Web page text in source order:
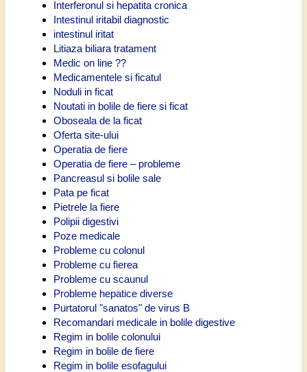
Interferonul si hepatita cronica
Intestinul iritabil diagnostic
intestinul iritat
Litiaza biliara tratament
Medic on line ??
Medicamentele si ficatul
Noduli in ficat
Noutati in bolile de fiere si ficat
Oboseala de la ficat
Oferta site-ului
Operatia de fiere
Operatia de fiere – probleme
Pancreasul si bolile sale
Pata pe ficat
Pietrele la fiere
Polipii digestivi
Poze medicale
Probleme cu colonul
Probleme cu fierea
Probleme cu scaunul
Probleme hepatice diverse
Purtatorul "sanatos" de virus B
Recomandari medicale in bolile digestive
Regim in bolile colonului
Regim in bolile de fiere
Regim in bolile esofagului